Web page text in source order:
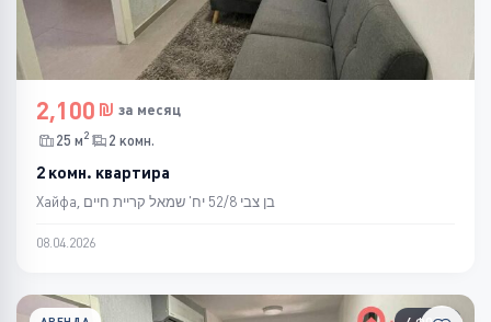
2,100
за месяц
25 м2 2 комн.
2 комн. квартира
Хайфа, בן צבי 52/8 יח' שמאל קריית חיים
08.04.2026